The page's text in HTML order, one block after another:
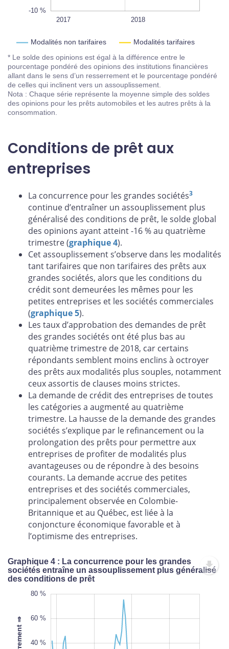
-10 %
L
2017T1
2017T3
2020
2019 2018
2017
Modalités non tarifaires Modalités tarifaires
* Le solde des opinions est égal à la différence entre le
pourcentage pondéré des opinions des institutions financières
allant dans le sens d’un resserrement et le pourcentage pondéré
de celles qui inclinent vers un assouplissement.
Nota : Chaque série représente la moyenne simple des soldes
des opinions pour les prêts automobiles et les autres prêts à la
consommation.
Conditions de prêt aux
entreprises
La concurrence pour les grandes sociétés3
continue d’entraîner un assouplissement plus
généralisé des conditions de prêt, le solde global
des opinions ayant atteint -16 % au quatrième
trimestre (graphique 4).
Cet assouplissement s’observe dans les modalités
tant tarifaires que non tarifaires des prêts aux
grandes sociétés, alors que les conditions du
crédit sont demeurées les mêmes pour les
petites entreprises et les sociétés commerciales
(graphique 5).
Les taux d’approbation des demandes de prêt
des grandes sociétés ont été plus bas au
quatrième trimestre de 2018, car certains
répondants semblent moins enclins à octroyer
des prêts aux modalités plus souples, notamment
ceux assortis de clauses moins strictes.
La demande de crédit des entreprises de toutes
les catégories a augmenté au quatrième
trimestre. La hausse de la demande des grandes
sociétés s’explique par le refinancement ou la
prolongation des prêts pour permettre aux
entreprises de profiter de modalités plus
avantageuses ou de répondre à des besoins
courants. La demande accrue des petites
entreprises et des sociétés commerciales,
principalement observée en Colombie-
Britannique et au Québec, est liée à la
conjoncture économique favorable et à
l’optimisme des entreprises.
Graphique 4 : La concurrence pour les grandes
sociétés entraîne un assouplissement plus généralisé
des conditions de prêt
80 %
60 %
40 %